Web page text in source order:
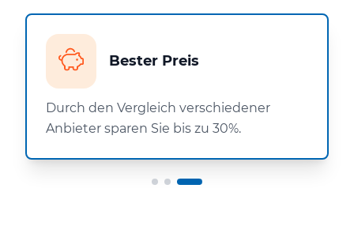
Bester Preis
Durch den Vergleich verschiedener
Anbieter sparen Sie bis zu 30%.